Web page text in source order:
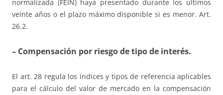
normalizada (FEIN) haya presentado durante los últimos
veinte años o el plazo máximo disponible si es menor. Art.
26.2.
– Compensación por riesgo de tipo de interés.
El art. 28 regula los índices y tipos de referencia aplicables
para el cálculo del valor de mercado en la compensación